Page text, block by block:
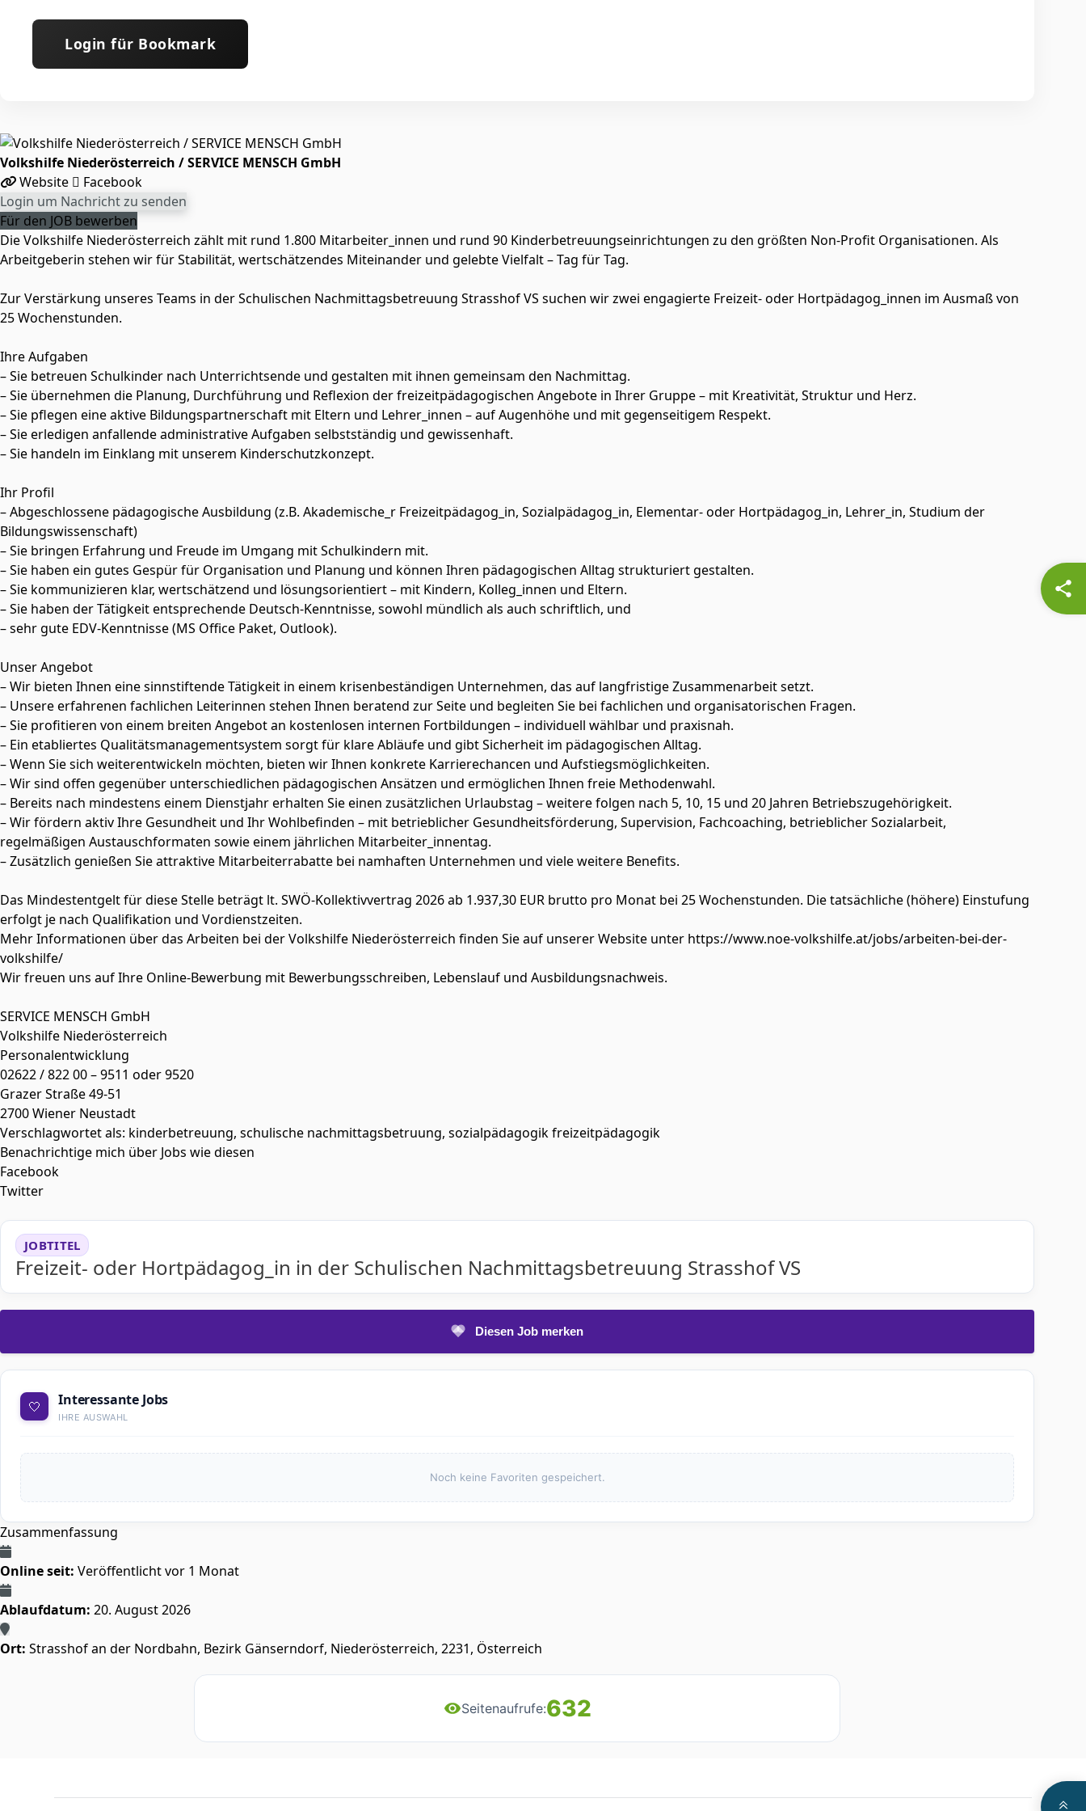
Login für Bookmark
Volkshilfe Niederösterreich / SERVICE MENSCH GmbH
Website
Facebook
Login um Nachricht zu senden
Für den JOB bewerben
Die Volkshilfe Niederösterreich zählt mit rund 1.800 Mitarbeiter_innen und rund 90 Kinderbetreuungseinrichtungen zu den größten Non-Profit Organisationen. Als
Arbeitgeberin stehen wir für Stabilität, wertschätzendes Miteinander und gelebte Vielfalt – Tag für Tag.
Zur Verstärkung unseres Teams in der Schulischen Nachmittagsbetreuung Strasshof VS suchen wir zwei engagierte Freizeit- oder Hortpädagog_innen im Ausmaß von
25 Wochenstunden.
Ihre Aufgaben
– Sie betreuen Schulkinder nach Unterrichtsende und gestalten mit ihnen gemeinsam den Nachmittag.
– Sie übernehmen die Planung, Durchführung und Reflexion der freizeitpädagogischen Angebote in Ihrer Gruppe – mit Kreativität, Struktur und Herz.
– Sie pflegen eine aktive Bildungspartnerschaft mit Eltern und Lehrer_innen – auf Augenhöhe und mit gegenseitigem Respekt.
– Sie erledigen anfallende administrative Aufgaben selbstständig und gewissenhaft.
– Sie handeln im Einklang mit unserem Kinderschutzkonzept.
Ihr Profil
– Abgeschlossene pädagogische Ausbildung (z.B. Akademische_r Freizeitpädagog_in, Sozialpädagog_in, Elementar- oder Hortpädagog_in, Lehrer_in, Studium der
Bildungswissenschaft)
– Sie bringen Erfahrung und Freude im Umgang mit Schulkindern mit.
– Sie haben ein gutes Gespür für Organisation und Planung und können Ihren pädagogischen Alltag strukturiert gestalten.
– Sie kommunizieren klar, wertschätzend und lösungsorientiert – mit Kindern, Kolleg_innen und Eltern.
– Sie haben der Tätigkeit entsprechende Deutsch-Kenntnisse, sowohl mündlich als auch schriftlich, und
– sehr gute EDV-Kenntnisse (MS Office Paket, Outlook).
Unser Angebot
– Wir bieten Ihnen eine sinnstiftende Tätigkeit in einem krisenbeständigen Unternehmen, das auf langfristige Zusammenarbeit setzt.
– Unsere erfahrenen fachlichen Leiterinnen stehen Ihnen beratend zur Seite und begleiten Sie bei fachlichen und organisatorischen Fragen.
– Sie profitieren von einem breiten Angebot an kostenlosen internen Fortbildungen – individuell wählbar und praxisnah.
– Ein etabliertes Qualitätsmanagementsystem sorgt für klare Abläufe und gibt Sicherheit im pädagogischen Alltag.
– Wenn Sie sich weiterentwickeln möchten, bieten wir Ihnen konkrete Karrierechancen und Aufstiegsmöglichkeiten.
– Wir sind offen gegenüber unterschiedlichen pädagogischen Ansätzen und ermöglichen Ihnen freie Methodenwahl.
– Bereits nach mindestens einem Dienstjahr erhalten Sie einen zusätzlichen Urlaubstag – weitere folgen nach 5, 10, 15 und 20 Jahren Betriebszugehörigkeit.
– Wir fördern aktiv Ihre Gesundheit und Ihr Wohlbefinden – mit betrieblicher Gesundheitsförderung, Supervision, Fachcoaching, betrieblicher Sozialarbeit,
regelmäßigen Austauschformaten sowie einem jährlichen Mitarbeiter_innentag.
– Zusätzlich genießen Sie attraktive Mitarbeiterrabatte bei namhaften Unternehmen und viele weitere Benefits.
Das Mindestentgelt für diese Stelle beträgt lt. SWÖ-Kollektivvertrag 2026 ab 1.937,30 EUR brutto pro Monat bei 25 Wochenstunden. Die tatsächliche (höhere) Einstufung
erfolgt je nach Qualifikation und Vordienstzeiten.
Mehr Informationen über das Arbeiten bei der Volkshilfe Niederösterreich finden Sie auf unserer Website unter https://www.noe-volkshilfe.at/jobs/arbeiten-bei-der-
volkshilfe/
Wir freuen uns auf Ihre Online-Bewerbung mit Bewerbungsschreiben, Lebenslauf und Ausbildungsnachweis.
SERVICE MENSCH GmbH
Volkshilfe Niederösterreich
Personalentwicklung
02622 / 822 00 – 9511 oder 9520
Grazer Straße 49-51
2700 Wiener Neustadt
Verschlagwortet als: kinderbetreuung, schulische nachmittagsbetruung, sozialpädagogik freizeitpädagogik
Benachrichtige mich über Jobs wie diesen
Facebook
Twitter
JOBTITEL
Freizeit- oder Hortpädagog_in in der Schulischen Nachmittagsbetreuung Strasshof VS
Diesen Job merken
🤍 Interessante Jobs
IHRE AUSWAHL
Noch keine Favoriten gespeichert.
Zusammenfassung
Online seit: Veröffentlicht vor 1 Monat
Ablaufdatum: 20. August 2026
Ort: Strasshof an der Nordbahn, Bezirk Gänserndorf, Niederösterreich, 2231, Österreich
Seitenaufrufe:632